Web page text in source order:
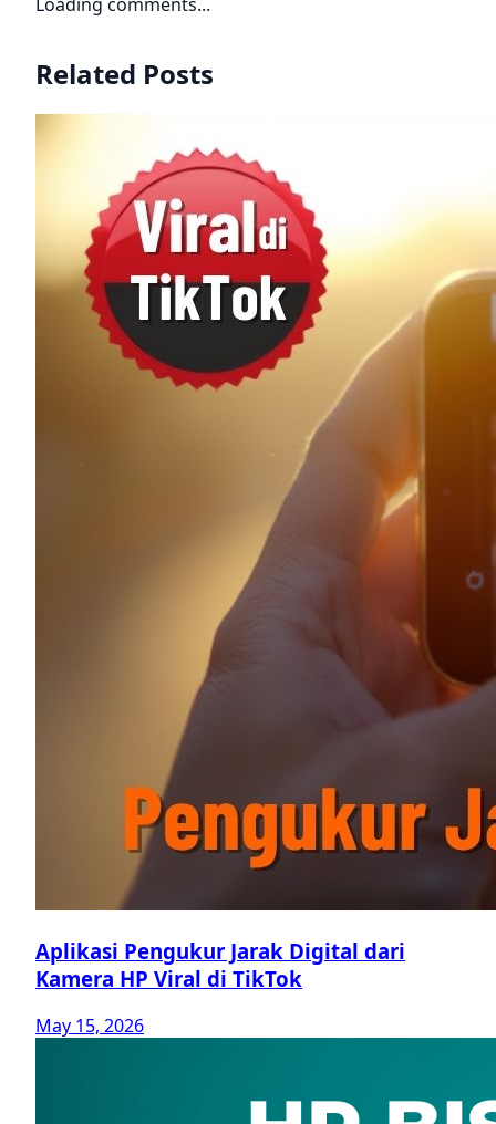
Related Posts
Aplikasi Pengukur Jarak Digital dari
Kamera HP Viral di TikTok
May 15, 2026